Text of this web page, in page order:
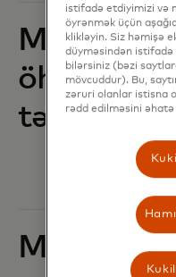
Məxfilik,
öhdəliyi və
istifadə etdiyimizi və
öyrənmək üçün
klikləyin. Siz həmişə
düyməsindən istifadə
bilərsiniz (bəzi
mövcuddur). Bu,
zəruri olanlar istisna
rədd edilməsini əhatə